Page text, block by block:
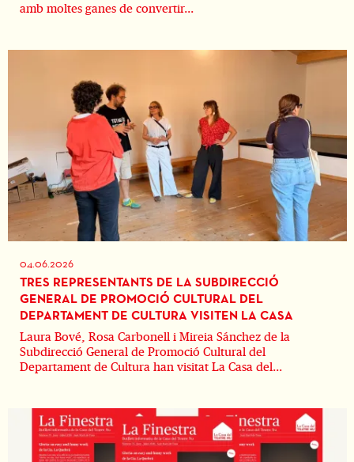
amb moltes ganes de convertir...
04.06.2026
TRES REPRESENTANTS DE LA SUBDIRECCIÓ
GENERAL DE PROMOCIÓ CULTURAL DEL
DEPARTAMENT DE CULTURA VISITEN LA CASA
Laura Bové, Rosa Carbonell i Mireia Sánchez de la
Subdirecció General de Promoció Cultural del
Departament de Cultura han visitat La Casa del...